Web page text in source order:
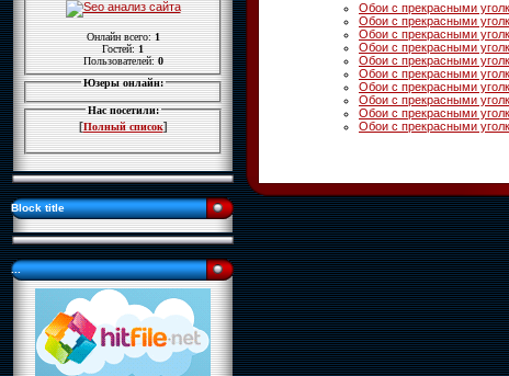
Онлайн всего:1
Гостей:1
Пользователей:0
Юзеры онлайн:
Нас посетили:
[Полный список]
Block title
...
Обои с прекрасными
Обои с прекрасными
Обои с прекрасными
Обои с прекрасными
Обои с прекрасными
Обои с прекрасными
Обои с прекрасными
Обои с прекрасными
Обои с прекрасными
Обои с прекрасными